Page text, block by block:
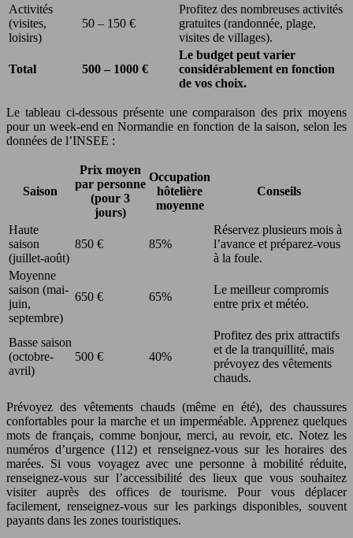
Activités
(visites,
loisirs)
50 – 150 €
Profitez des nombreuses activités
gratuites (randonnée, plage,
visites de villages).
Total 500 – 1000 €
Le budget peut varier
considérablement en fonction
de vos choix.
Le tableau ci-dessous présente une comparaison des prix moyens
pour un week-end en Normandie en fonction de la saison, selon les
données de l’INSEE :
Saison
Prix moyen
par personne
(pour 3
jours)
Occupation
hôtelière
moyenne
Conseils
Haute
saison
(juillet-août)
850 € 85%
Réservez plusieurs mois à
l’avance et préparez-vous
à la foule.
Moyenne
saison (mai-
juin,
septembre)
650 € 65%
Le meilleur compromis
entre prix et météo.
Basse saison
(octobre-
avril)
500 € 40%
Profitez des prix attractifs
et de la tranquillité, mais
prévoyez des vêtements
chauds.
Prévoyez des vêtements chauds (même en été), des chaussures
confortables pour la marche et un imperméable. Apprenez quelques
mots de français, comme bonjour, merci, au revoir, etc. Notez les
numéros d’urgence (112) et renseignez-vous sur les horaires des
marées. Si vous voyagez avec une personne à mobilité réduite,
renseignez-vous sur l’accessibilité des lieux que vous souhaitez
visiter auprès des offices de tourisme. Pour vous déplacer
facilement, renseignez-vous sur les parkings disponibles, souvent
payants dans les zones touristiques.